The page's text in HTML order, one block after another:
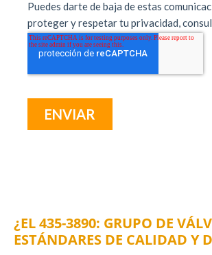
¿EL 435-3890: GRUPO DE
ESTÁNDARES DE CALIDAD Y